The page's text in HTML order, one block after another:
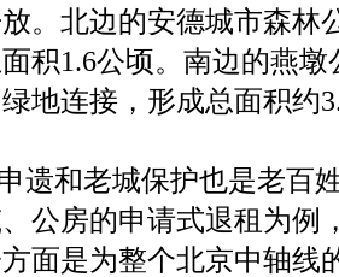
。北边的安德城市森林
积1.6公顷。南边的燕
地连接，形成总面积约
遗和老城保护也是老百
公房的申请式退租为例
面是为整个北京中轴线